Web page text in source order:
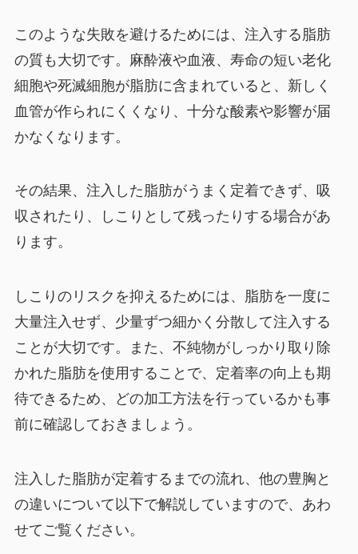
このような失敗を避けるためには、注入する脂肪
の質も大切です。麻酔液や血液、寿命の短い老化
細胞や死滅細胞が脂肪に含まれていると、新しく
血管が作られにくくなり、十分な酸素や影響が届
かなくなります。
その結果、注入した脂肪がうまく定着できず、吸
収されたり、しこりとして残ったりする場合があ
ります。
しこりのリスクを抑えるためには、脂肪を一度に
大量注入せず、少量ずつ細かく分散して注入する
ことが大切です。また、不純物がしっかり取り除
かれた脂肪を使用することで、定着率の向上も期
待できるため、どの加工方法を行っているかも事
前に確認しておきましょう。
注入した脂肪が定着するまでの流れ、他の豊胸と
の違いについて以下で解説していますので、あわ
せてご覧ください。